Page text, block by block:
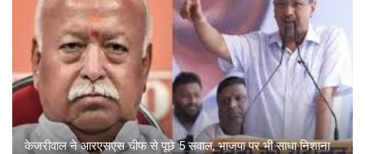
केजरीवाल ने आरएसएस चीफ से पूछे 5 सवाल, भाजपा पर भी साधा निशाना